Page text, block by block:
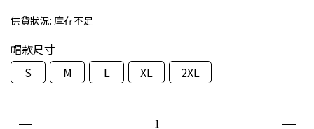
供貨狀況: 庫存不足
帽款尺寸
S
M L XL 2XL